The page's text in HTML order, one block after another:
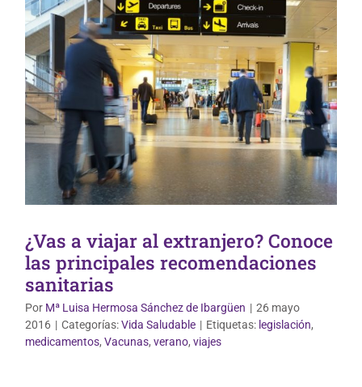
¿Vas a viajar al extranjero? Conoce
las principales recomendaciones
sanitarias
Por Mª Luisa Hermosa Sánchez de Ibargüen | 26 mayo
2016 | Categorías:Vida Saludable | Etiquetas: legislación,
medicamentos, Vacunas, verano, viajes